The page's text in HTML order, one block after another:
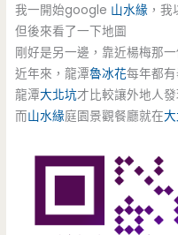
我一開始google 山水緣 ，
但後來看了一下地圖
剛好是另一邊，靠近楊梅那
近年來，龍潭魯冰花每年都
龍潭大北坑才比較讓外地人
而山水緣庭園景觀餐廳就在